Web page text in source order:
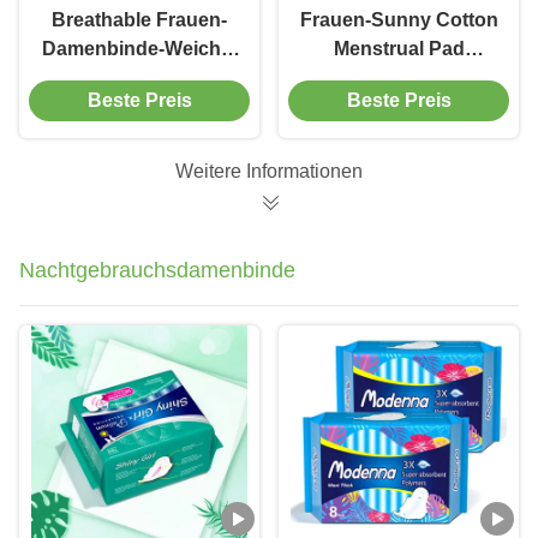
Breathable Frauen-
Damenbinde-Weiche-
Biobaumwolle-
gesundheitliche
Beste Preis
Frauen-Sunny Cotton
Menstrual Pad
Winged-
Beste Preis
Weitere Informationen
Nachtgebrauchsdamenbinde